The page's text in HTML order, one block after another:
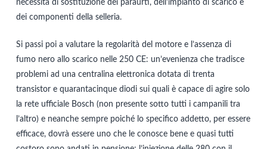
necessità di sostituzione dei paraurti, dell’impianto di scarico e
dei componenti della selleria.
Si passi poi a valutare la regolarità del motore e l’assenza di
fumo nero allo scarico nelle 250 CE: un’evenienza che tradisce
problemi ad una centralina elettronica dotata di trenta
transistor e quarantacinque diodi sui quali è capace di agire solo
la rete ufficiale Bosch (non presente sotto tutti i campanili tra
l’altro) e neanche sempre poiché lo specifico addetto, per essere
efficace, dovrà essere uno che le conosce bene e quasi tutti